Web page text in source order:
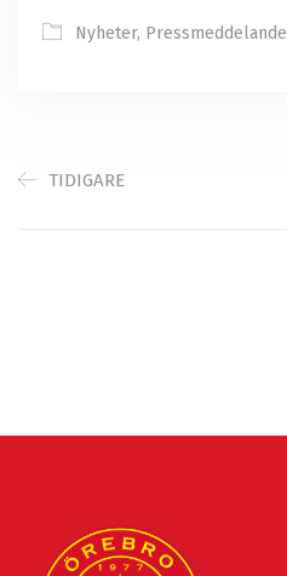
Nyheter, Pressmeddelande
TIDIGARE